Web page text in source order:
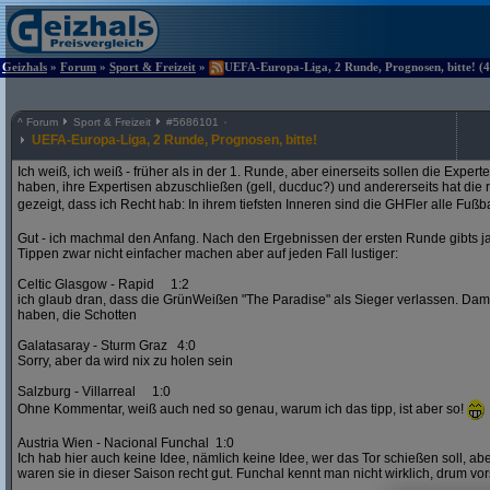
Geizhals » Forum » Sport & Freizeit » UEFA-Europa-Liga, 2 Runde, Prognosen, bitte!
^ Forum Sport & Freizeit #5686101
UEFA-Europa-Liga, 2 Runde, Prognosen, bitte!
Ich weiß, ich weiß - früher als in der 1. Runde, aber einerseits sollen die
haben, ihre Expertisen abzuschließen (gell, ducduc?) und andererseits hat die
gezeigt, dass ich Recht hab: In ihrem tiefsten Inneren sind die GHFler alle
Gut - ich machmal den Anfang. Nach den Ergebnissen der ersten Runde gibts
Tippen zwar nicht einfacher machen aber auf jeden Fall lustiger:
Celtic Glasgow - Rapid 1:2
ich glaub dran, dass die GrünWeißen "The Paradise" als Sieger verlassen.
haben, die Schotten
Galatasaray - Sturm Graz 4:0
Sorry, aber da wird nix zu holen sein
Salzburg - Villarreal 1:0
Ohne Kommentar, weiß auch ned so genau, warum ich das tipp, ist aber so!
Austria Wien - Nacional Funchal 1:0
Ich hab hier auch keine Idee, nämlich keine Idee, wer das Tor schießen soll,
waren sie in dieser Saison recht gut. Funchal kennt man nicht wirklich, drum